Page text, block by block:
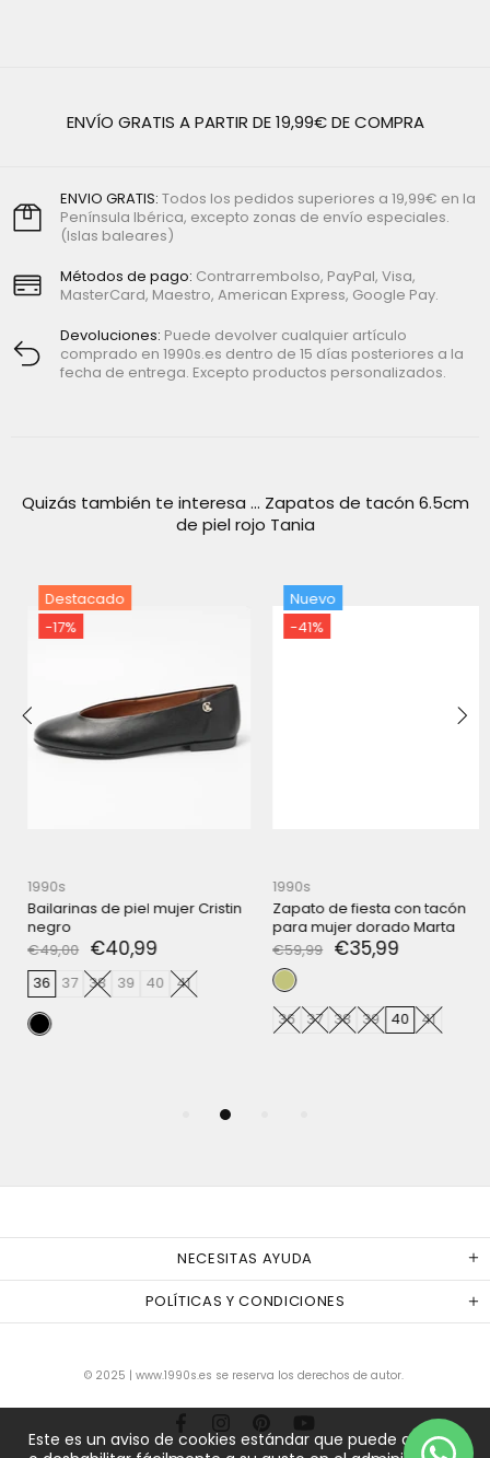
ENVÍO GRATIS A PARTIR DE 19,99€ DE COMPRA
ENVIO GRATIS: Todos los pedidos superiores a 19,99€ en la
Península Ibérica, excepto zonas de envío especiales.
(Islas baleares)
Métodos de pago: Contrarrembolso, PayPal, Visa,
MasterCard, Maestro, American Express, Google Pay.
Devoluciones: Puede devolver cualquier artículo
comprado en 1990s.es dentro de 15 días posteriores a la
fecha de entrega. Excepto productos personalizados.
Quizás también te interesa ... Zapatos de tacón 6.5cm
de piel rojo Tania
Destacado
-17%
1990s
Bailarinas de piel mujer Cristin
negro
€49,00 €40,99
37 38 39 40 41
Nuevo
-41%
1990s
Zapato de fiesta con tacón
para mujer dorado Marta
€59,99 €35,99
36 37 38 39 40 41
NECESITAS AYUDA
POLÍTICAS Y CONDICIONES
© 2025 | www.1990s.es se reserva los derechos de autor.
Este es un aviso de cookies estándar que puede adaptar